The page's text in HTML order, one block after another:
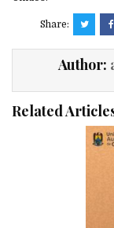
Share:
Author:
Related